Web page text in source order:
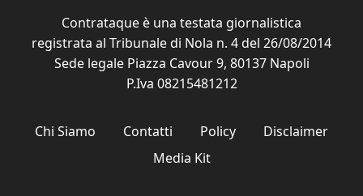
Contrataque è una testata giornalistica
registrata al Tribunale di Nola n. 4 del 26/08/2014
Sede legale Piazza Cavour 9, 80137 Napoli
P.Iva 08215481212
Chi Siamo Contatti Policy
Disclaimer
Media Kit